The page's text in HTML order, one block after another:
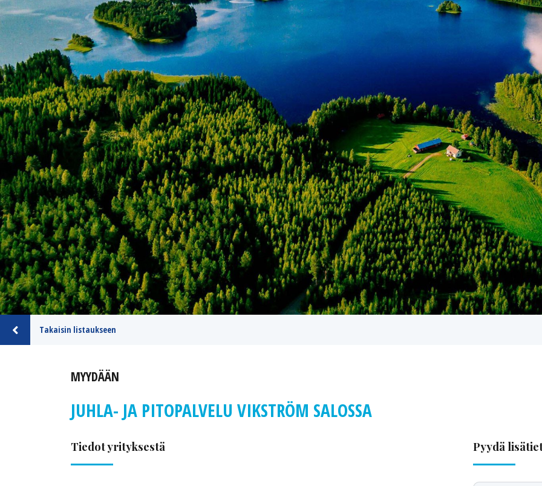
Takaisin listaukseen
MYYDÄÄN
JUHLA- JA PITOPALVELU VIKSTRÖM SALOSSA
Tiedot yrityksestä Pyydä